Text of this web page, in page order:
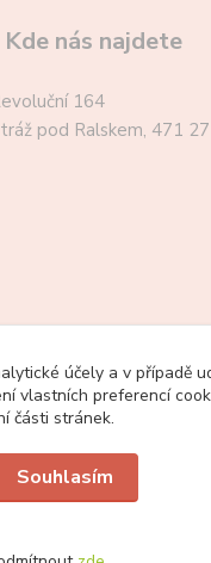
Kde nás najdete
164
pod Ralskem, 471 27
účely a v případě
vlastních preferencí
části stránek.
Souhlasím